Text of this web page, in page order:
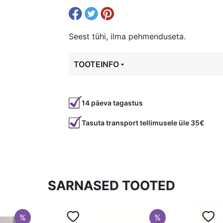
Seest tühi, ilma pehmenduseta.
TOOTEINFO
14 päeva tagastus
Tasuta transport tellimusele üle 35€
SARNASED TOOTED
% %